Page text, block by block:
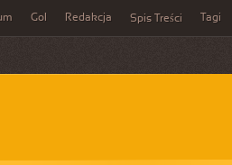
Gol Redakcja Spis Treści Tagi